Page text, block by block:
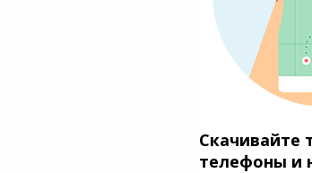
Скачивайте
телефоны и